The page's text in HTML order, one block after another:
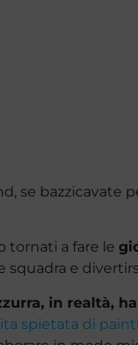
se bazzicavate
tornati a fare le
squadra e
in realtà,
spietata di